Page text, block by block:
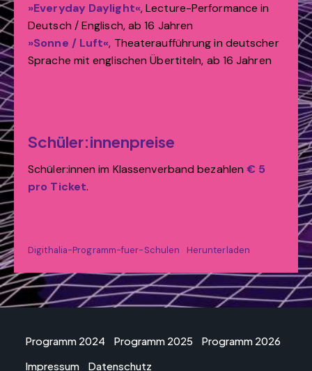
»Everyday Daylight«, Lecture-Performance in
Deutsch / Englisch, ab 16 Jahren
»Sonne / Luft«, Theateraufführung in deutscher
Sprache mit englischen Übertiteln, ab 16 Jahren
Schüler:innenpreise
Schüler:innen im Klassenverband bezahlen€ 5
pro Ticket.
Digithalia-Programm-fuer-Schulen Herunterladen
Programm 2024 Programm 2025
Programm 2026
Impressum
Datenschutz